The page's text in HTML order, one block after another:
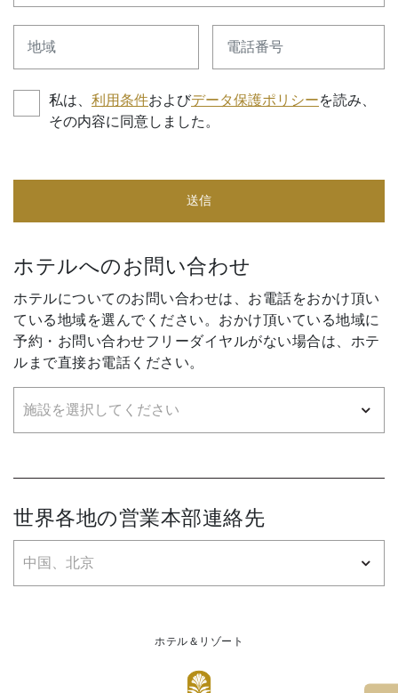
私は、 利用条件およびデータ保護ポリシーを読み、
その内容に同意しました。
送信
ホテルへのお問い合わせ
ホテルについてのお問い合わせは、お電話をおかけ頂い
ている地域を選んでください。おかけ頂いている地域に
予約・お問い合わせフリーダイヤルがない場合は、ホテ
ルまで直接お電話ください。
世界各地の営業本部連絡先
ホテル＆リゾート